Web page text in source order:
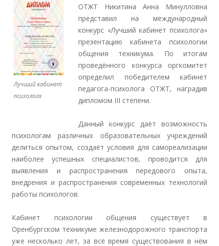
Лучший кабинет
психолога
ОТЖТ Никитина Анна Минулловна
представил на международный
конкурс «Лучший кабинет психолога»
презентацию кабинета психологии
общения техникума. По итогам
проведённого конкурса оргкомитет
определил победителем кабинет
педагога-психолога ОТЖТ, наградив
дипломом III степени.
Данный конкурс даёт возможность
психологам различных образовательных учреждений
делиться опытом, создаёт условия для самореализации
наиболее успешных специалистов, проводится для
выявления и распространения передового опыта,
внедрения и распространения современных технологий
работы психологов.
Кабинет психологии общения существует в
Оренбургском техникуме железнодорожного транспорта
уже несколько лет, за всё время существования в нём